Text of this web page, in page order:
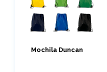
Mochila Duncan